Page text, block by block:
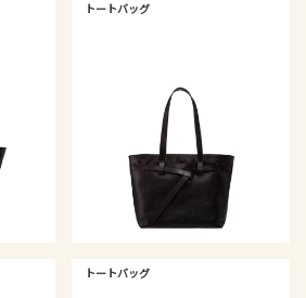
トートバッグ
トートバッグ